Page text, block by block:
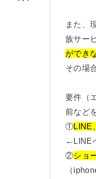
また、
族サー
ができ
その場
要件（
前など
①LINE、
←LINE
②ショ
（